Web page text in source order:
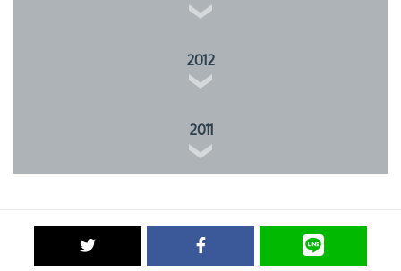
2012
2011